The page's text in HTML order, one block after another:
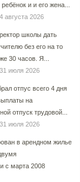
и и его жена...
4 августа 2026
школы дать
без его на то
30 часов. Я...
31 июля 2026
отпус всего 4 дня
на
отпуск трудовой...
31 июля 2026
в арендном жилье
с марта 2008